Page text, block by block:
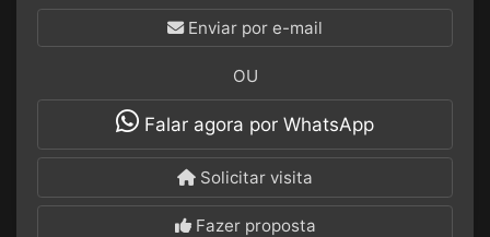
Enviar por e-mail
OU
Falar agora por WhatsApp
Solicitar visita
Fazer proposta